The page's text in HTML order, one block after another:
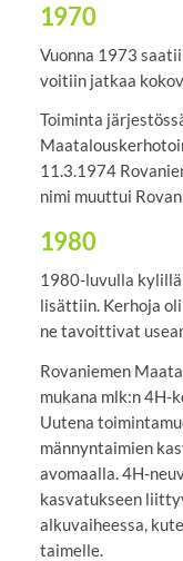
1970
Vuonna 1973
voitiin jatkaa
Toiminta
11.3.1974
nimi muuttui
1980
1980-luvulla
lisättiin. Kerhoja
ne tavoittivat
Rovaniemen
mukana mlk:n 4H-
Uutena
männyntaimien
avomaalla. 4H-
kasvatukseen
alkuvaiheessa,
taimelle.